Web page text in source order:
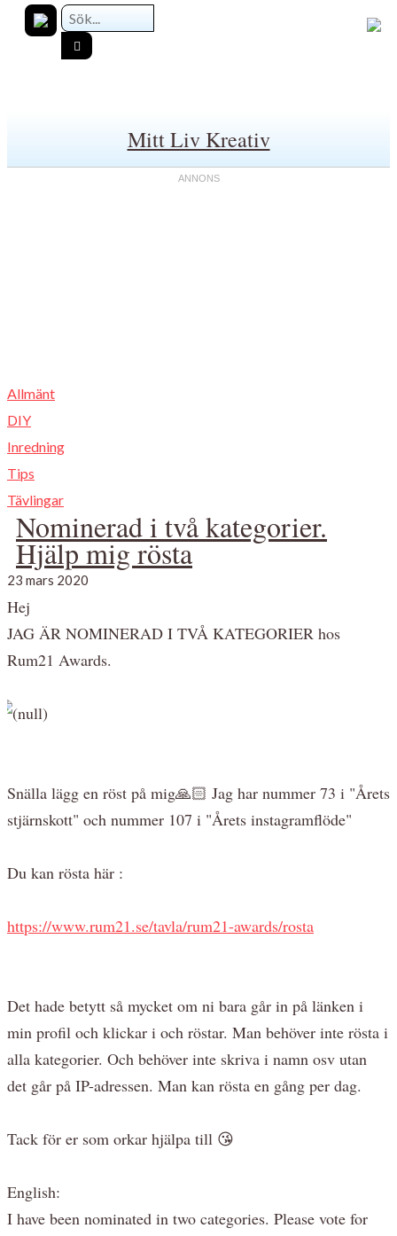
Mitt Liv Kreativ
Allmänt
DIY
Inredning
Tips
Tävlingar
Nominerad i två kategorier.
Hjälp mig rösta
23 mars 2020
Hej
JAG ÄR NOMINERAD I TVÅ KATEGORIER hos
Rum21 Awards.
Snälla lägg en röst på mig🙏🏻 Jag har nummer 73 i "Årets
stjärnskott" och nummer 107 i "Årets instagramflöde"
Du kan rösta här :
https://www.rum21.se/tavla/rum21-awards/rosta
Det hade betytt så mycket om ni bara går in på länken i
min profil och klickar i och röstar. Man behöver inte rösta i
alla kategorier. Och behöver inte skriva i namn osv utan
det går på IP-adressen. Man kan rösta en gång per dag.
Tack för er som orkar hjälpa till 😘
English:
I have been nominated in two categories. Please vote for